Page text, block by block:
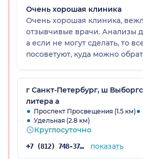
Очень хорошая клиника
Очень хорошая клиника,
отзывчивые врачи. Анализы
а если не могут сделать, то
посоветуют, куда можно
г Санкт-Петербург, ш
литера а
Проспект Просвещения (1.5 км)
Удельная (2.8 км)
Круглосуточно
+7 (812) 748-37-83 показать